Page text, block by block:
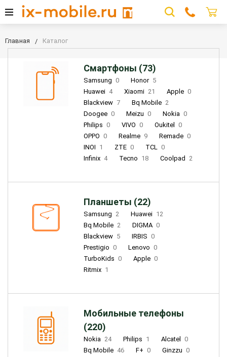
Главная Каталог
Смартфоны (73)
Samsung 0 Honor 5
Huawei 4 Xiaomi 21 Apple 0
Blackview 7 Bq Mobile 2
Doogee 0 Meizu 0 Nokia 0
Philips 0 VIVO 0 Oukitel
0
OPPO 0 Realme 9 Remade 0
INOI 1 ZTE 0 TCL 0
Infinix 4 Tecno 18 Coolpad 2
Планшеты (22)
Samsung 2 Huawei 12
Bq Mobile 2 DIGMA 0
Blackview 5 IRBIS 0
Prestigio 0 Lenovo 0
TurboKids 0 Apple 0
Ritmix 1
Мобильные телефоны
(220)
Nokia 24 Philips 1 Alcatel
0
Bq Mobile 46 F+ 0 Ginzzu 0